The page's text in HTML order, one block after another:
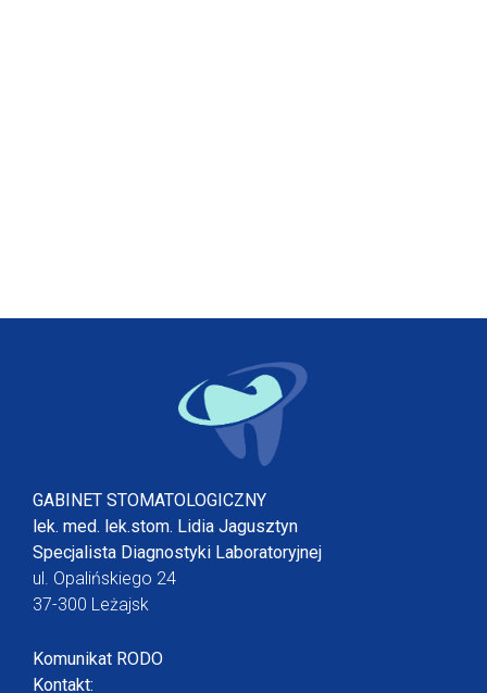
GABINET STOMATOLOGICZNY
lek. med. lek.stom. Lidia Jagusztyn
Specjalista Diagnostyki Laboratoryjnej
ul. Opalińskiego 24
37-300 Leżajsk
Komunikat RODO
Kontakt: